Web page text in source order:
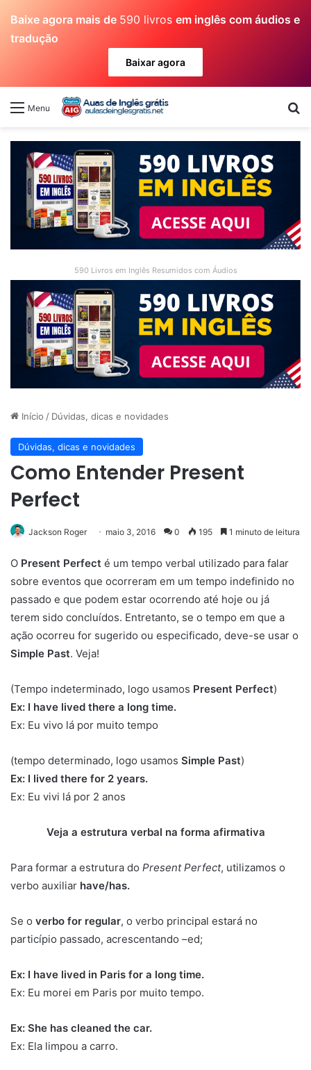
Baixe agora mais de 590 livros em inglês com áudios e
tradução
Baixar agora
Menu
590 Livros em Inglês Resumidos com Áudios
Início / Dúvidas, dicas e novidades
Dúvidas, dicas e novidades
Como Entender Present
Perfect
Jackson Roger maio 3, 2016 0 195 1 minuto de leitura
O Present Perfect é um tempo verbal utilizado para falar
sobre eventos que ocorreram em um tempo indefinido no
passado e que podem estar ocorrendo até hoje ou já
terem sido concluídos. Entretanto, se o tempo em que a
ação ocorreu for sugerido ou especificado, deve-se usar o
Simple Past. Veja!
(Tempo indeterminado, logo usamos Present Perfect)
Ex: I have lived there a long time.
Ex: Eu vivo lá por muito tempo
(tempo determinado, logo usamos Simple Past)
Ex: I lived there for 2 years.
Ex: Eu vivi lá por 2 anos
Veja a estrutura verbal na forma afirmativa
Para formar a estrutura do Present Perfect, utilizamos o
verbo auxiliar have/has.
Se o verbo for regular, o verbo principal estará no
particípio passado, acrescentando –ed;
Ex: I have lived in Paris for a long time.
Ex: Eu morei em Paris por muito tempo.
Ex: She has cleaned the car.
Ex: Ela limpou a carro.